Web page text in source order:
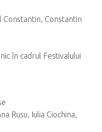
Constantin, Constantin
în cadrul Festivalului
Rusu, Iulia Ciochina,